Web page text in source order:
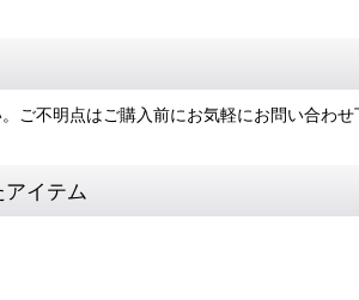
ご不明点はご購入前にお気軽にお問い合わせ
イテム